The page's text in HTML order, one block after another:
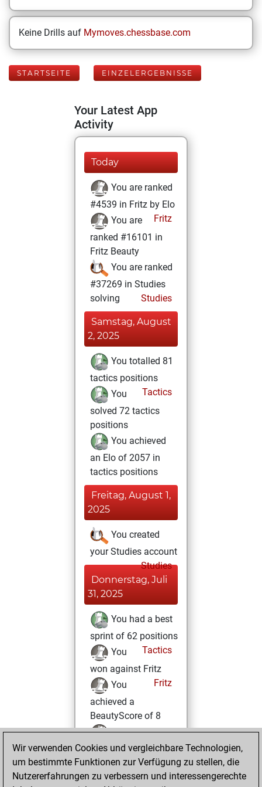
Keine Drills auf Mymoves.chessbase.com
STARTSEITE EINZELERGEBNISSE
Your Latest App
Activity
Today
You are ranked
#4539 in Fritz by Elo
Fritz
You are
ranked #16101 in
Fritz Beauty
You are ranked
#37269 in Studies
solving
Studies
Samstag, August
2, 2025
You totalled 81
tactics positions
Tactics
You
solved 72 tactics
positions
You achieved
an Elo of 2057 in
tactics positions
Freitag, August 1,
2025
You created
your Studies account
Studies
Donnerstag, Juli
31, 2025
You had a best
sprint of 62 positions
Tactics
You
won against Fritz
Fritz
You
achieved a
BeautyScore of 8
You achieved a
new Elo of 1623
You played 2
slow games
Play
Wir verwenden Cookies und vergleichbare Technologien,
um bestimmte Funktionen zur Verfügung zu stellen, die
Nutzererfahrungen zu verbessern und interessengerechte